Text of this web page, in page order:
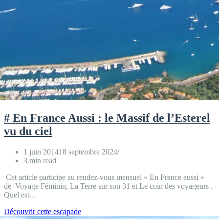
# En France Aussi : le Massif de l’Esterel
vu du ciel
1 juin 201418 septembre 2024
3 min read
Cet article participe au rendez-vous mensuel « En France aussi »
de Voyage Féminin, La Terre sur son 31 et Le coin des voyageurs .
Quel est…
Découvrir cette escapade#